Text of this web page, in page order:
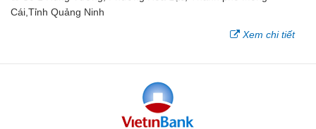
Cái,Tỉnh Quảng Ninh
Xem chi tiết